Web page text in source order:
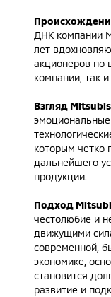
ДНК компании
лет
акционеров по
компании, так
Взгляд
которым четко
дальнейшего
продукции.
Подход
честолюбие и
движущими
современной,
экономике,
становится
развитие и